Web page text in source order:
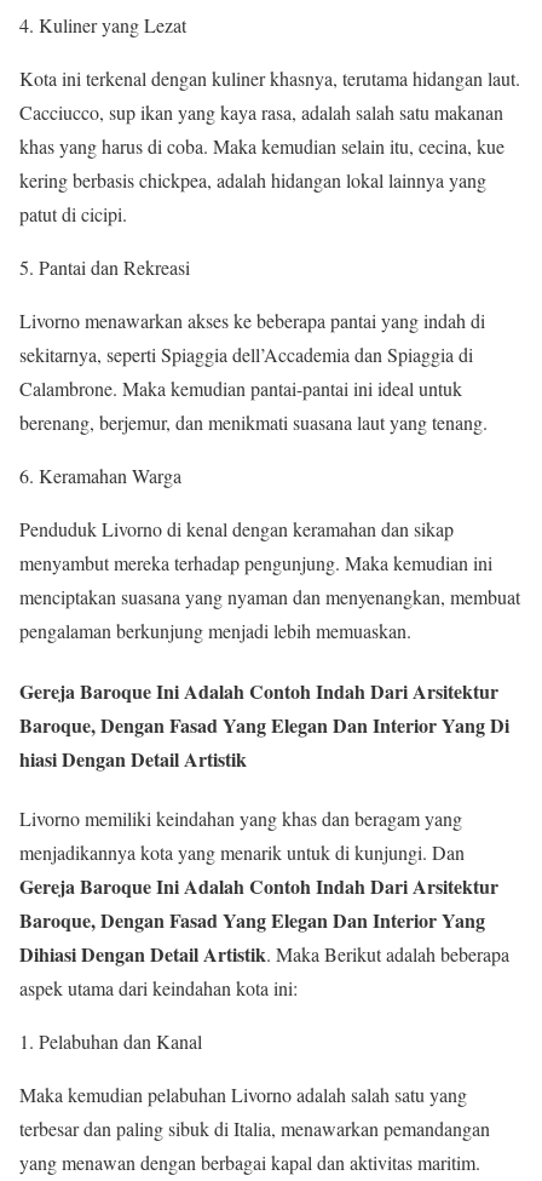
4. Kuliner yang Lezat
Kota ini terkenal dengan kuliner khasnya, terutama hidangan laut.
Cacciucco, sup ikan yang kaya rasa, adalah salah satu makanan
khas yang harus di coba. Maka kemudian selain itu, cecina, kue
kering berbasis chickpea, adalah hidangan lokal lainnya yang
patut di cicipi.
5. Pantai dan Rekreasi
Livorno menawarkan akses ke beberapa pantai yang indah di
sekitarnya, seperti Spiaggia dell’Accademia dan Spiaggia di
Calambrone. Maka kemudian pantai-pantai ini ideal untuk
berenang, berjemur, dan menikmati suasana laut yang tenang.
6. Keramahan Warga
Penduduk Livorno di kenal dengan keramahan dan sikap
menyambut mereka terhadap pengunjung. Maka kemudian ini
menciptakan suasana yang nyaman dan menyenangkan, membuat
pengalaman berkunjung menjadi lebih memuaskan.
Gereja Baroque Ini Adalah Contoh Indah Dari Arsitektur
Baroque, Dengan Fasad Yang Elegan Dan Interior Yang Di
hiasi Dengan Detail Artistik
Livorno memiliki keindahan yang khas dan beragam yang
menjadikannya kota yang menarik untuk di kunjungi. Dan
Gereja Baroque Ini Adalah Contoh Indah Dari Arsitektur
Baroque, Dengan Fasad Yang Elegan Dan Interior Yang
Dihiasi Dengan Detail Artistik. Maka Berikut adalah beberapa
aspek utama dari keindahan kota ini:
1. Pelabuhan dan Kanal
Maka kemudian pelabuhan Livorno adalah salah satu yang
terbesar dan paling sibuk di Italia, menawarkan pemandangan
yang menawan dengan berbagai kapal dan aktivitas maritim.